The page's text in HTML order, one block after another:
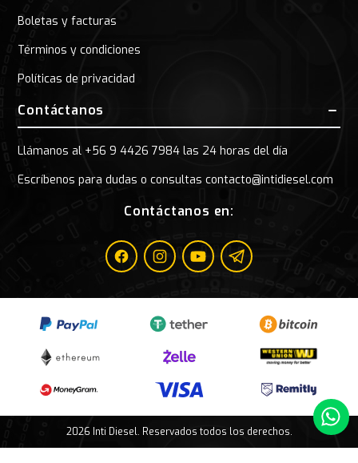
Boletas y facturas
Términos y condiciones
Políticas de privacidad
Contáctanos
Llámanos al +56 9 4426 7984 las 24 horas del día
Escríbenos para dudas o consultas contacto@intidiesel.com
Contáctanos en:
FacebookInstagramYoutubeTelegram
2026 Inti Diesel. Reservados todos los derechos.